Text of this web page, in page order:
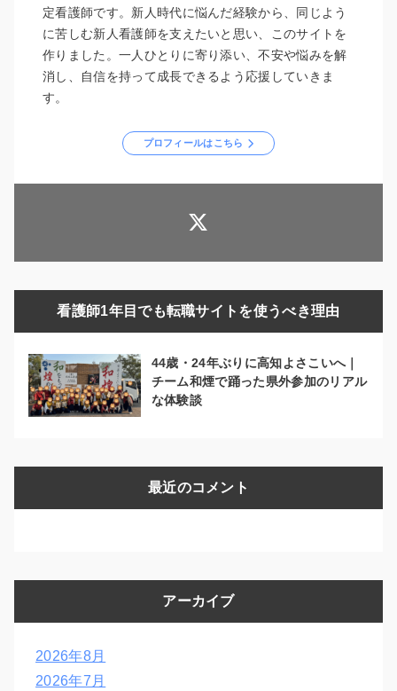
定看護師です。新人時代に悩んだ経験から、同じよう
に苦しむ新人看護師を支えたいと思い、このサイトを
作りました。一人ひとりに寄り添い、不安や悩みを解
消し、自信を持って成長できるよう応援していきま
す。
プロフィールはこちら
看護師1年目でも転職サイトを使うべき理由
44歳・24年ぶりに高知よさこいへ｜
チーム和煙で踊った県外参加のリアル
な体験談
最近のコメント
アーカイブ
2026年8月
2026年7月